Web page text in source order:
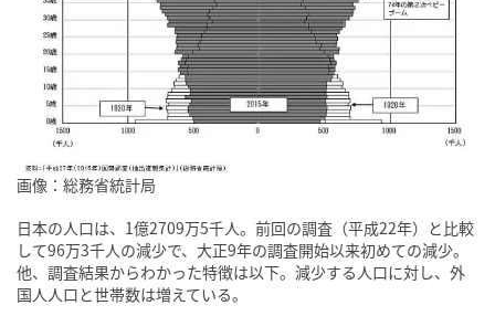
画像：総務省統計局
日本の人口は、1億2709万5千人。前回の調査（平成22年）と比較
して96万3千人の減少で、大正9年の調査開始以来初めての減少。
他、調査結果からわかった特徴は以下。減少する人口に対し、外
国人人口と世帯数は増えている。